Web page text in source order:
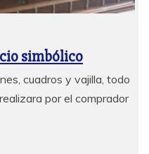
simbólico
cuadros y vajilla, todo
por el comprador